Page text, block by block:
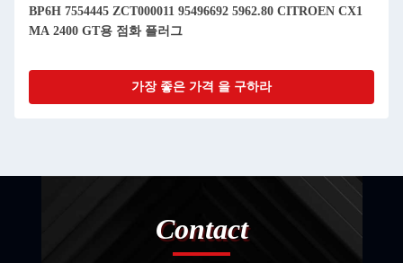
BKUR6ET-10 101000051AC 101000033AA AUDI A4 BD2 B5
1.8 큐토용 스파크 플러그
가장 좋은 가격 을 구하라
Contact